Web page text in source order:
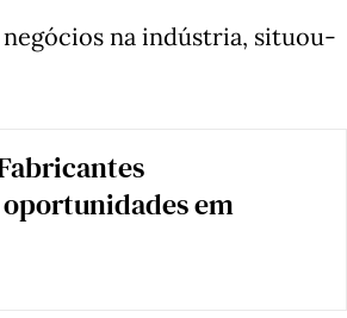
na indústria, situou-
em